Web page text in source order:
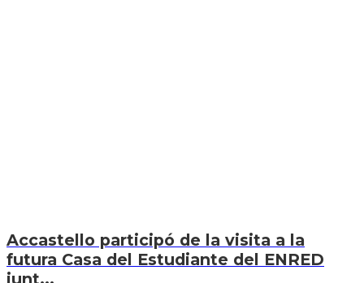
Accastello participó de la visita a la
futura Casa del Estudiante del ENRED